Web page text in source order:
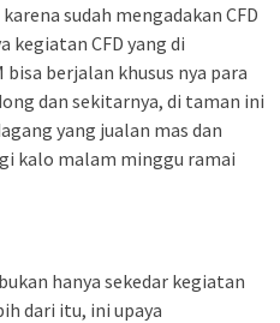
sudah mengadakan CFD
kegiatan CFD yang di
berjalan khusus nya para
dan sekitarnya, di taman ini
yang jualan mas dan
kalo malam minggu ramai
hanya sekedar kegiatan
dari itu, ini upaya